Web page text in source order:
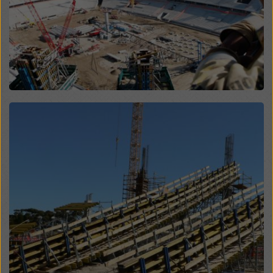
Open
sposób mogą podlegać dostępowi organów w tych
krajach trzecich w celu kontroli i monitorowania oraz
że nie ma skutecznych środków prawnych przeciwko
temu. Użytkownik może odrzucić wszystkie pliki
cookie, które wymagają zgody, klikając „Odrzuć” lub
dostosowując swoje ustawienia plików cookie,
klikając ustawienia plików cookie na dole tej witryny i
wycofać w dowolnym momencie ze skutkiem na
przyszłość i bez podawania przyczyny, klikając
ustawienia plików cookie
na dole tej witryny.
Więcej informacji na temat naszych plików cookie
w naszej polityce prywatności.
Oferujemy również opcję wyboru plików cookie
(zaawansowane ustawienia plików cookie).